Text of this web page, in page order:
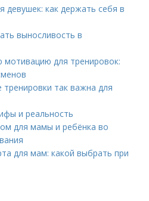
девушек: как держать себя в
выносливость в
мотивацию для тренировок:
так важна для
и реальность
для мамы и ребёнка во
для мам: какой выбрать при